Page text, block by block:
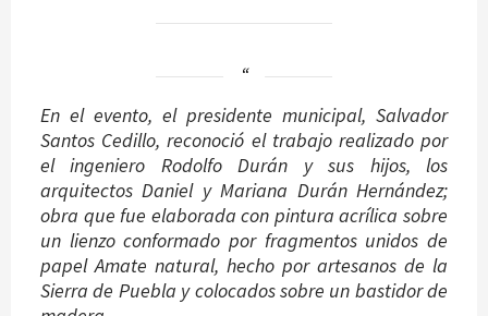
En el evento, el presidente municipal, Salvador
Santos Cedillo, reconoció el trabajo realizado por
el ingeniero Rodolfo Durán y sus hijos, los
arquitectos Daniel y Mariana Durán Hernández;
obra que fue elaborada con pintura acrílica sobre
un lienzo conformado por fragmentos unidos de
papel Amate natural, hecho por artesanos de la
Sierra de Puebla y colocados sobre un bastidor de